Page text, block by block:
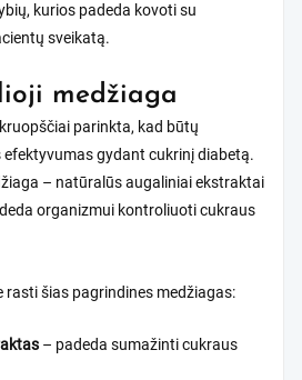
kurios padeda kovoti su
sveikatą.
medžiaga
parinkta, kad būtų
gydant cukrinį diabetą.
– natūralūs augaliniai ekstraktai
organizmui kontroliuoti cukraus
rasti šias pagrindines medžiagas:
– padeda sumažinti cukraus